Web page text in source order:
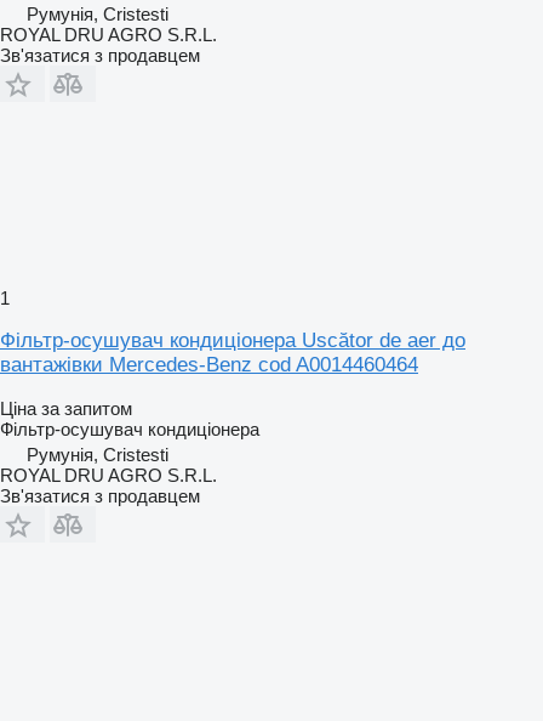
Румунія, Cristesti
ROYAL DRU AGRO S.R.L.
Зв'язатися з продавцем
1
Фільтр-осушувач кондиціонера Uscător de aer до
вантажівки Mercedes-Benz cod A0014460464
Ціна за запитом
Фільтр-осушувач кондиціонера
Румунія, Cristesti
ROYAL DRU AGRO S.R.L.
Зв'язатися з продавцем